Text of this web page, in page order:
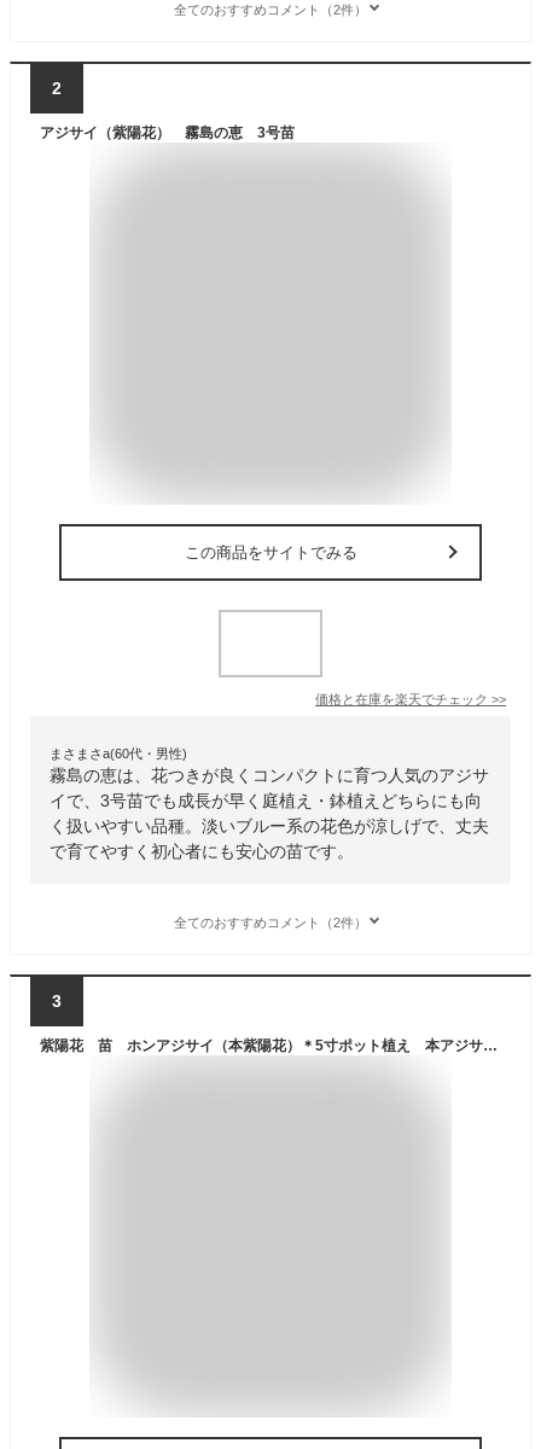
全てのおすすめコメント（2件）
2
アジサイ（紫陽花） 霧島の恵 3号苗
この商品をサイトでみる
価格と在庫を楽天でチェック >>
まさまさa(60代・男性)
霧島の恵は、花つきが良くコンパクトに育つ人気のアジサ
イで、3号苗でも成長が早く庭植え・鉢植えどちらにも向
く扱いやすい品種。淡いブルー系の花色が涼しげで、丈夫
で育てやすく初心者にも安心の苗です。
全てのおすすめコメント（2件）
3
紫陽花 苗 ホンアジサイ（本紫陽花）＊5寸ポット植え 本アジサイ 苗木 庭木 あじさい 【花木庭木・アジサイ・山紫陽花・あじさい】